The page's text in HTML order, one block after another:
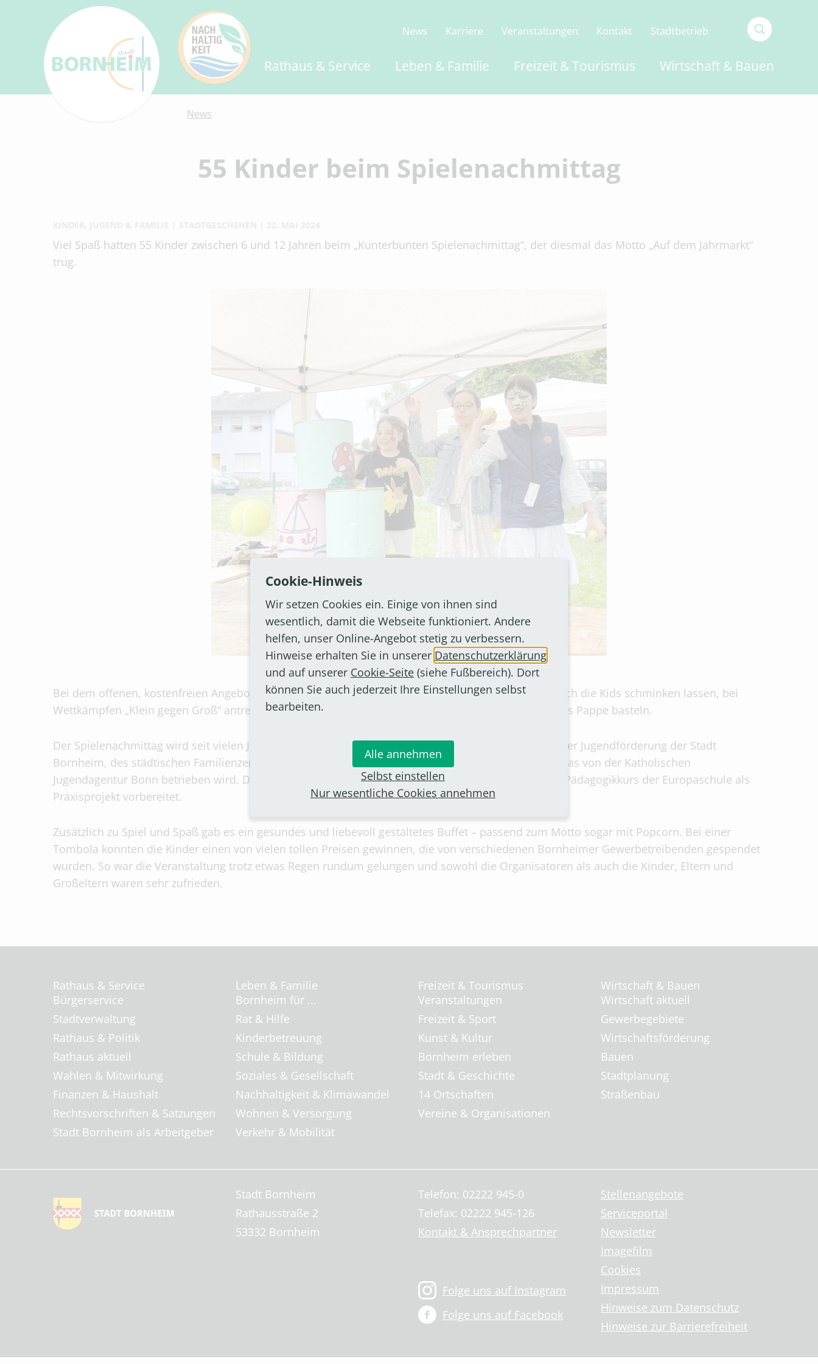
Rathaus & Service Leben & Familie Freizeit & Tourismus Wirtschaft & Bauen
News Karriere Veranstaltungen Kontakt
Stadtbetrieb
more
for
News
55 Kinder beim Spielenachmittag
Viel Spaß hatten 55 Kinder zwischen 6 und 12 Jahren beim „Kunterbunten Spielenachmittag“, der diesmal das Motto „Auf dem Jahrmarkt“
trug.
Das Dosenwerfen stand bei den Kids hoch im Kurs.
Bei dem offenen, kostenfreien Angebot auf dem Spielplatz in der Knippstraße in Roisdorf konnten sich die Kids schminken lassen, bei
Wettkämpfen „Klein gegen Groß“ antreten, Dosen werfen, Enten angeln oder ein kleines Karussell aus Pappe basteln.
Der Spielenachmittag wird seit vielen Jahren sehr gut angenommen. Er ist ein Kooperationsprojekt der Jugendförderung der Stadt
Bornheim, des städtischen Familienzentrums Haus Regenbogen und des Stadtteilbüros Bornheim, das von der Katholischen
Jugendagentur Bonn betrieben wird. Die Bewegungs-, Kreativ- und Spielangebote hatte diesmal ein Pädagogikkurs der Europaschule als
Praxisprojekt vorbereitet.
Zusätzlich zu Spiel und Spaß gab es ein gesundes und liebevoll gestaltetes Buffet – passend zum Motto sogar mit Popcorn. Bei einer
Tombola konnten die Kinder einen von vielen tollen Preisen gewinnen, die von verschiedenen Bornheimer Gewerbetreibenden gespendet
wurden. So war die Veranstaltung trotz etwas Regen rundum gelungen und sowohl die Organisatoren als auch die Kinder, Eltern und
Großeltern waren sehr zufrieden.
Rathaus & Service
Bürgerservice
Stadtverwaltung
Rathaus & Politik
Rathaus aktuell
Wahlen & Mitwirkung
Finanzen & Haushalt
Rechtsvorschriften & Satzungen
Stadt Bornheim als Arbeitgeber
Leben & Familie
Bornheim für ...
Rat & Hilfe
Kinderbetreuung
Schule & Bildung
Soziales & Gesellschaft
Nachhaltigkeit & Klimawandel
Wohnen & Versorgung
Verkehr & Mobilität
Freizeit & Tourismus
Veranstaltungen
Freizeit & Sport
Kunst & Kultur
Bornheim erleben
Stadt & Geschichte
14 Ortschaften
Vereine & Organisationen
Wirtschaft & Bauen
Wirtschaft aktuell
Gewerbegebiete
Wirtschaftsförderung
Bauen
Stadtplanung
Straßenbau
Stadt Bornheim
Rathausstraße 2
53332 Bornheim
Telefon: 02222 945-0
Telefax: 02222 945-126
Kontakt & Ansprechpartner
Folge uns auf Instagram
Folge uns auf Facebook
Stellenangebote
Serviceportal
Newsletter
Imagefilm
Cookies
Impressum
Hinweise zum Datenschutz
Hinweise zur Barrierefreiheit
Cookie-Hinweis
Wir setzen Cookies ein. Einige von ihnen sind
wesentlich, damit die Webseite funktioniert. Andere
helfen, unser Online-Angebot stetig zu verbessern.
Hinweise erhalten Sie in unserer Datenschutzerklärung
und auf unserer Cookie-Seite (siehe Fußbereich). Dort
können Sie auch jederzeit Ihre Einstellungen selbst
bearbeiten.
Alle annehmen
Selbst einstellen
Nur wesentliche Cookies annehmen